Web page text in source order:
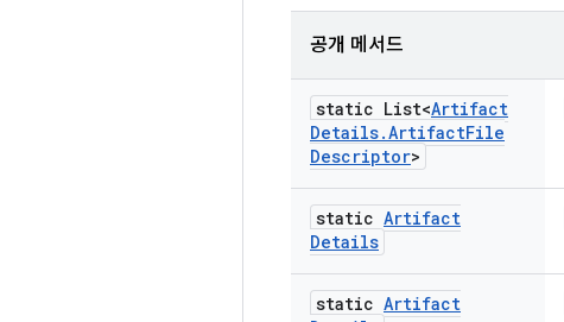
공개 메서드
static List<Artifact
Details.ArtifactFile
Descriptor>
static Artifact
Details
static Artifact